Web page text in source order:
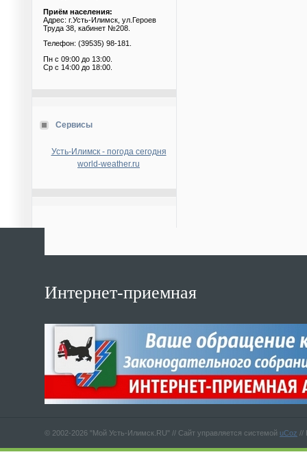
Приём населения:
Адрес: г.Усть-Илимск, ул.Героев
Труда 38, кабинет №208.
Телефон: (39535) 98-181.
Пн с 09:00 до 13:00.
Ср с 14:00 до 18:00.
Сервисы
Усть-Илимск - погода сегодня
world-weather.ru
Интернет-приемная
© 2002-2026 "Мой Усть-Илимск.RU" // Сайт управляется системой uCoz //